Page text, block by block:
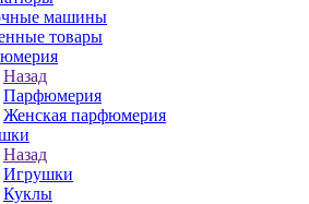
машины
товары
Назад
Парфюмерия
Женская парфюмерия
Назад
Игрушки
Куклы